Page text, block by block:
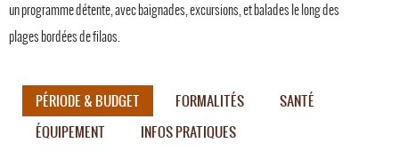
un programme détente, avec baignades, excursions, et balades le long des
plages bordées de filaos.
PÉRIODE & BUDGET FORMALITÉS
SANTÉ
ÉQUIPEMENT
INFOS PRATIQUES